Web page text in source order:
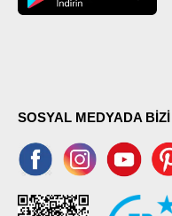
SOSYAL MEDYADA